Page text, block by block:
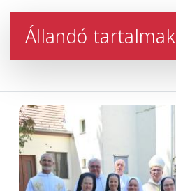
Állandó tartalmak
Image